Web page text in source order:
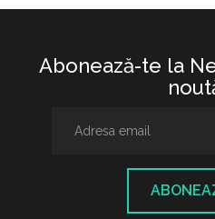
Abonează-te la